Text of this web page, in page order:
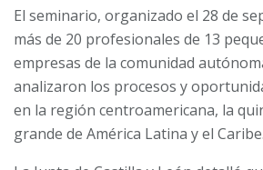
El seminario, organizado el 28 de
más de 20 profesionales de 13
empresas de la comunidad
analizaron los procesos y
en la región centroamericana, la
grande de América Latina y el Caribe.